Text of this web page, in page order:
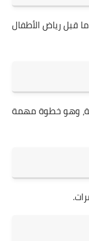
قبل رياض الأطفال
وهو خطوة مهمة